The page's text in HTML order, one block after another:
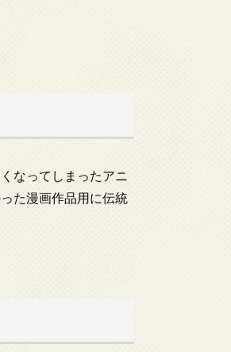
なってしまったアニ
た漫画作品用に伝統